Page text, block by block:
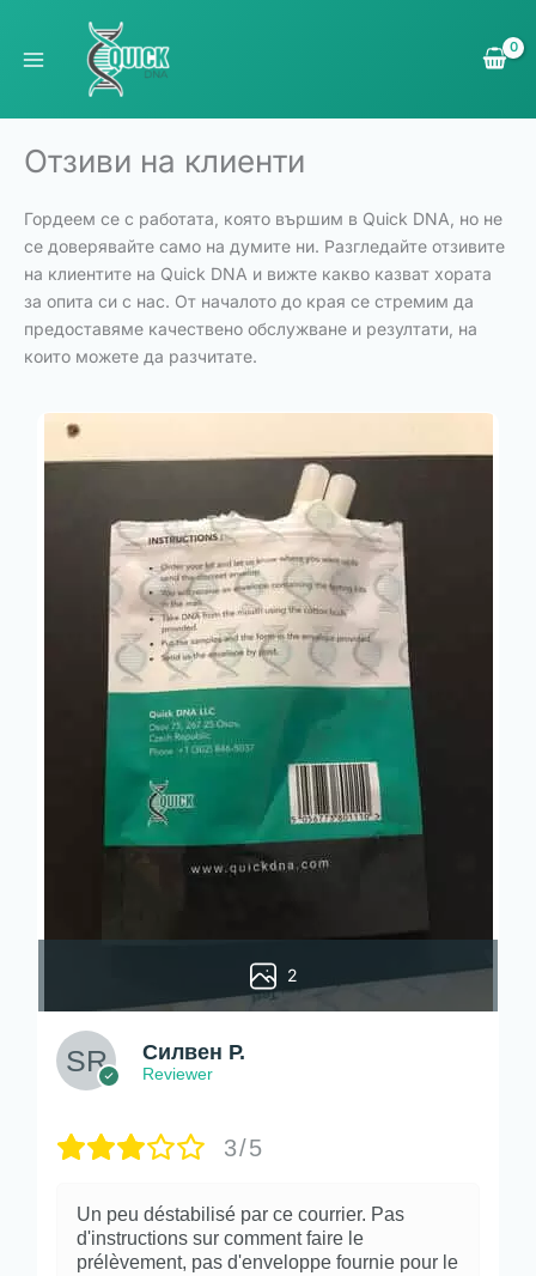
content
Отзиви на клиенти
Гордеем се с работата, която вършим в Quick DNA, но не
се доверявайте само на думите ни. Разгледайте отзивите
на клиентите на Quick DNA и вижте какво казват хората
за опита си с нас. От началото до края се стремим да
предоставяме качествено обслужване и резултати, на
които можете да разчитате.
2
Силвен Р.
Reviewer
3/5
Un peu déstabilisé par ce courrier. Pas
d'instructions sur comment faire le
prélèvement, pas d'enveloppe fournie pour le